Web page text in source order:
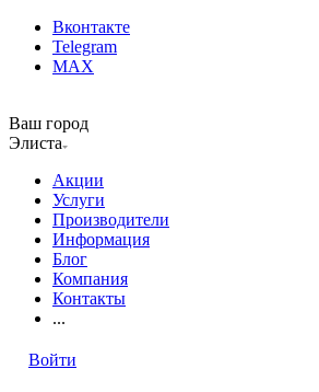
Вконтакте
Telegram
MAX
Ваш город
Элиста
Акции
Услуги
Производители
Информация
Блог
Компания
Контакты
...
Войти